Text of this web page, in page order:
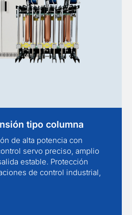
tipo columna
de alta potencia con
servo preciso, amplio
estable. Protección
de control industrial,